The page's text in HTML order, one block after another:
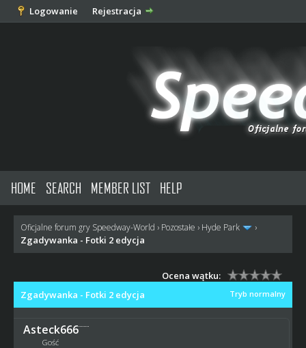
Logowanie Rejestracja
HOME SEARCH MEMBER LIST HELP
Oficjalne forum gry Speedway-World › Pozostałe › Hyde Park ›
Zgadywanka - Fotki 2 edycja
Ocena wątku:
Tryb normalny
Zgadywanka - Fotki 2 edycja
Asteck666
Gość